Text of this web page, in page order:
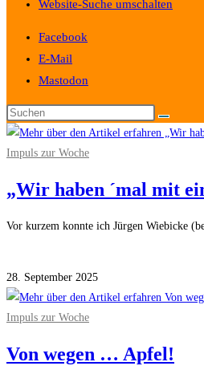
Website-Suche umschalten
Facebook
E-Mail
Mastodon
Impuls zur Woche
„Wir haben ´mal mit
Vor kurzem konnte ich Jürgen Wiebicke
28. September 2025
Impuls zur Woche
Von wegen … Apfel!